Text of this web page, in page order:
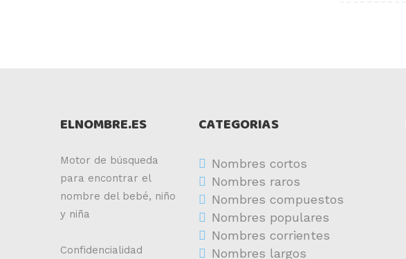
ELNOMBRE.ES
Motor de búsqueda
para encontrar el
nombre del bebé, niño
y niña
Confidencialidad
CATEGORIAS
Nombres cortos
Nombres raros
Nombres compuestos
Nombres populares
Nombres corrientes
Nombres largos